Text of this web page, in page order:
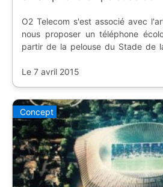
O2 Telecom s'est associé avec
nous proposer un téléphone
partir de la pelouse du Stade de
Le 7 avril 2015
Concept